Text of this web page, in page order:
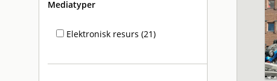
Mediatyper
Elektronisk resurs (21)